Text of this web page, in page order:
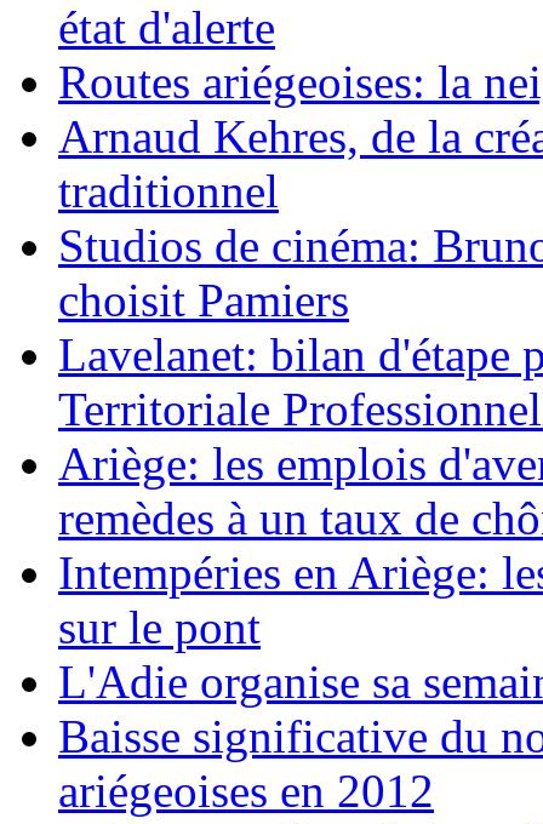
état d'alerte
Routes ariégeoises: la
Arnaud Kehres, de la
traditionnel
Studios de cinéma:
choisit Pamiers
Lavelanet: bilan d'étape
Territoriale
Ariège: les emplois
remèdes à un taux de
Intempéries en Ariège:
sur le pont
L'Adie organise sa
Baisse significative du
ariégeoises en 2012